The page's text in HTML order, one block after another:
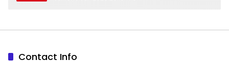
Contact Info